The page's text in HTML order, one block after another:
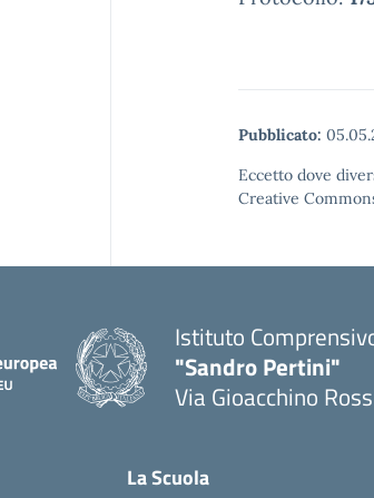
Pubblicato:
Eccetto dove
Creative
Istituto
"Sandro Pertini"
Via Gioacchino
La Scuola